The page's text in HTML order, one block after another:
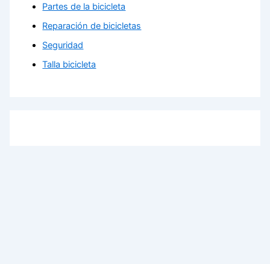
Partes de la bicicleta
Reparación de bicicletas
Seguridad
Talla bicicleta